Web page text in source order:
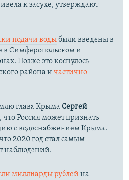
к засухе, утверждают
подачи водыбыли введены в
в Симферопольском и
Позже это коснулось
района и частично
глава Крыма Сергей
Россия может признать
с водоснабжением Крыма.
2020 год стал самым
наблюдений.​
миллиарды рублей на